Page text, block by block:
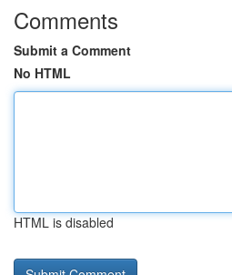
Comments
Submit a Comment
No HTML
HTML is disabled